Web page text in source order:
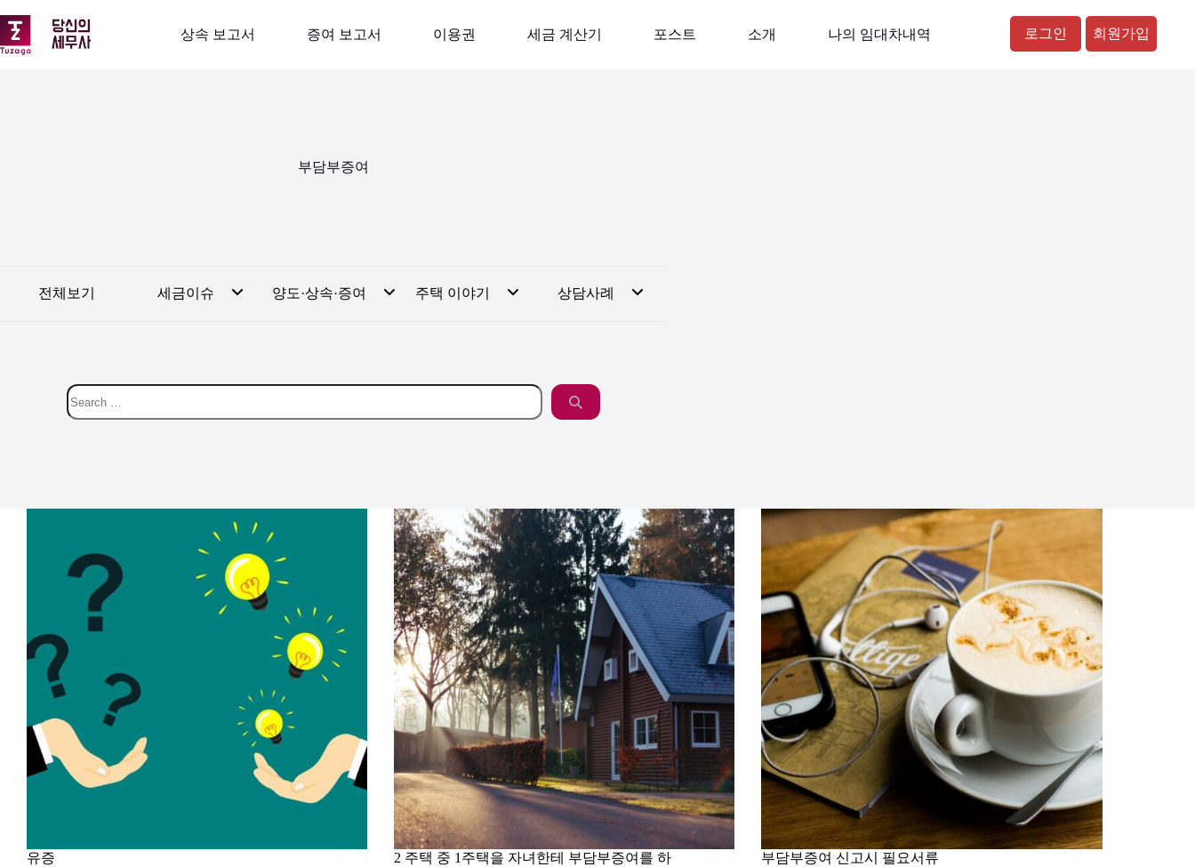
문
으
상속 보고서 증여 보고서 이용권 세금 계산기 포스트 소개 나의 임대차내역 로그인 회원가입
부담부증여
전체보기 세금이슈 양도·상속·증여 주택 이야기 상담사례
유증
2 주택 중 1주택을 자녀한테 부담부증여를 하
부담부증여 신고시 필요서류